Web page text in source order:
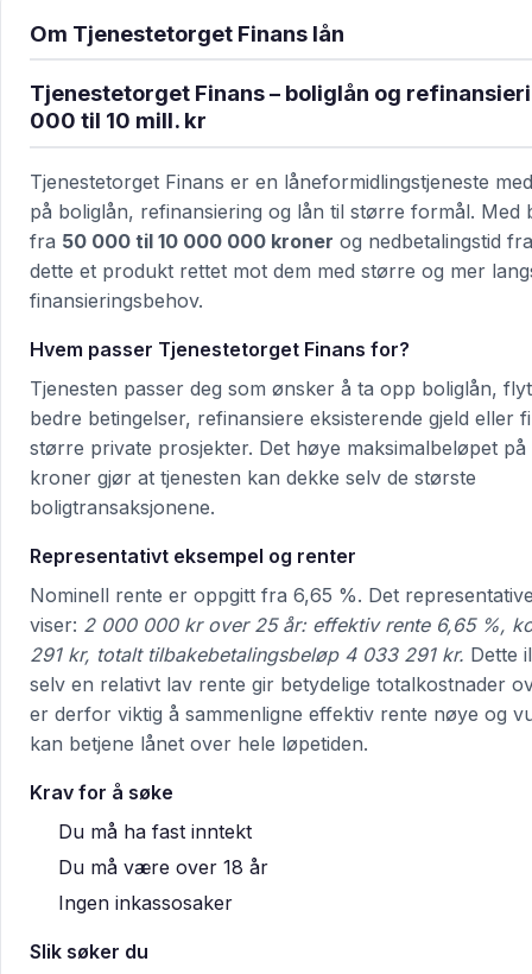
Om Tjenestetorget Finans lån
Tjenestetorget Finans – boliglån og
000 til 10 mill. kr
Tjenestetorget Finans er en låneformidlingstjeneste
på boliglån, refinansiering og lån til større formål. Med
fra 50 000 til 10 000 000 kroner og nedbetalingstid
dette et produkt rettet mot dem med større og mer
finansieringsbehov.
Hvem passer Tjenestetorget Finans for?
Tjenesten passer deg som ønsker å ta opp boliglån,
bedre betingelser, refinansiere eksisterende gjeld eller
større private prosjekter. Det høye maksimalbeløpet på
kroner gjør at tjenesten kan dekke selv de største
boligtransaksjonene.
Representativt eksempel og renter
Nominell rente er oppgitt fra 6,65 %. Det
viser: 2 000 000 kr over 25 år: effektiv rente 6,65 %,
291 kr, totalt tilbakebetalingsbeløp 4 033 291 kr. Dette
selv en relativt lav rente gir betydelige totalkostnader
er derfor viktig å sammenligne effektiv rente nøye og
kan betjene lånet over hele løpetiden.
Krav for å søke
Du må ha fast inntekt
Du må være over 18 år
Ingen inkassosaker
Slik søker du